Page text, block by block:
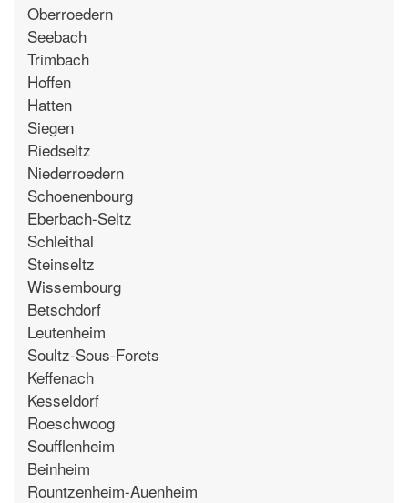
Oberroedern
Seebach
Trimbach
Hoffen
Hatten
Siegen
Riedseltz
Niederroedern
Schoenenbourg
Eberbach-Seltz
Schleithal
Steinseltz
Wissembourg
Betschdorf
Leutenheim
Soultz-Sous-Forets
Keffenach
Kesseldorf
Roeschwoog
Soufflenheim
Beinheim
Rountzenheim-Auenheim